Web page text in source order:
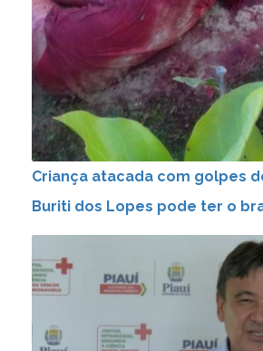
Criança atacada com golpes
Buriti dos Lopes pode ter o